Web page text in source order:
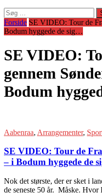
Søg
efter:
Forside SE VIDEO: Tour de
Bodum hyggede de sig…
SE VIDEO:
gennem
Bodum
Aabenraa, Arrangementer,
SE VIDEO: Tour de
– i Bodum hyggede de
Nok det største, der er sket i
de seneste 50 år. Måske.